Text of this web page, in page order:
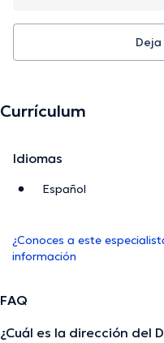
Currículum
Idiomas
Español
¿Conoces a este
información
FAQ
¿Cuál es la dirección del